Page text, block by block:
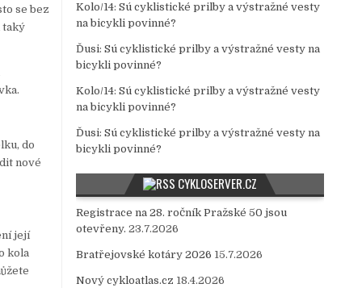
se bez
taký
do
nové
její
kola
Kolo/14: Sú cyklistické prilby a výstražné vesty
na bicykli povinné?
Ďusi: Sú cyklistické prilby a výstražné vesty na
bicykli povinné?
Kolo/14: Sú cyklistické prilby a výstražné vesty
na bicykli povinné?
Ďusi: Sú cyklistické prilby a výstražné vesty na
bicykli povinné?
CYKLOSERVER.CZ
Registrace na 28. ročník Pražské 50 jsou
otevřeny. 23.7.2026
Bratřejovské kotáry 2026 15.7.2026
Nový cykloatlas.cz 18.4.2026